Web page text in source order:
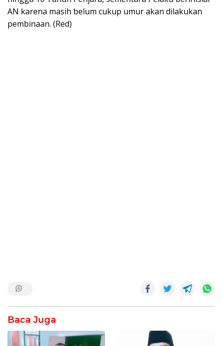
AN karena masih belum cukup umur akan dilakukan
pembinaan. (Red)
Baca Juga